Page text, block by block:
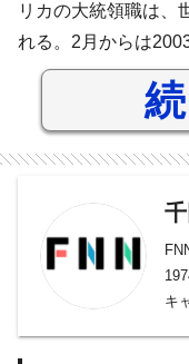
リカの大統領職は、
れる。2月からは
キ